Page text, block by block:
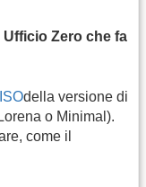
Zero che fa
della versione di
o Minimal).
come il